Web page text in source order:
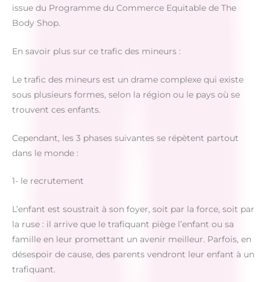
issue du Programme du Commerce Equitable de The
Body Shop.
En savoir plus sur ce trafic des mineurs :
Le trafic des mineurs est un drame complexe qui existe
sous plusieurs formes, selon la région ou le pays où se
trouvent ces enfants.
Cependant, les 3 phases suivantes se répètent partout
dans le monde :
1- le recrutement
L’enfant est soustrait à son foyer, soit par la force, soit par
la ruse : il arrive que le trafiquant piège l’enfant ou sa
famille en leur promettant un avenir meilleur. Parfois, en
désespoir de cause, des parents vendront leur enfant à un
trafiquant.